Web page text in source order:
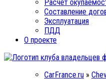
Расчёт
Составление
Эксплуатация
ПДД
О проекте
CarFrance.ru »